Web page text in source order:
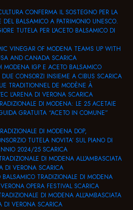
CONFERMA IL SOSTEGNO PER LA
BALSAMICO A PATRIMONIO UNESCO.
TUTELA PER L’ACETO BALSAMICO DI
VINEGAR OF MODENA TEAMS UP WITH
AND CANADA SCARICA
MODENA IGP E ACETO BALSAMICO
CONSORZI INSIEME A CIBUS SCARICA
TRADITIONNEL DE MODÈNE À
L’ARENA DI VERONA SCARICA
DI MODENA: LE 25 ACETAIE
GRATUITA “ACETO IN COMUNE”
DI MODENA DOP,
TUTELA NOVITA’ SUL PIANO DI
2024/25 SCARICA
DI MODENA ALL’AMBASCIATA
DI VERONA SCARICA
BALSAMICO TRADIZIONALE DI MODENA
OPERA FESTIVAL SCARICA
DI MODENA ALL’AMBASCIATA
DI VERONA SCARICA